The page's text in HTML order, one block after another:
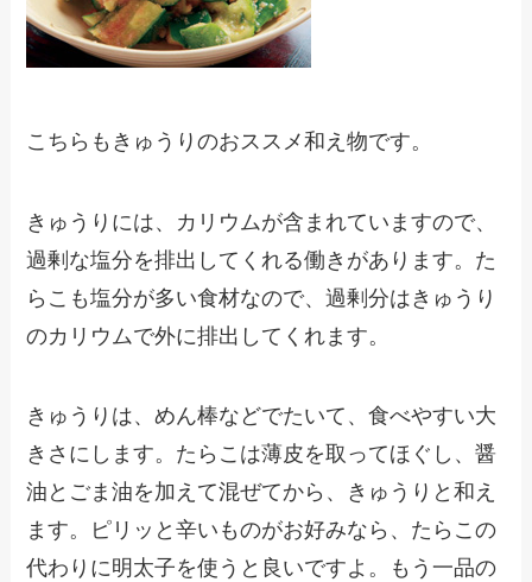
こちらもきゅうりのおススメ和え物です。
きゅうりには、カリウムが含まれていますので、
過剰な塩分を排出してくれる働きがあります。た
らこも塩分が多い食材なので、過剰分はきゅうり
のカリウムで外に排出してくれます。
きゅうりは、めん棒などでたいて、食べやすい大
きさにします。たらこは薄皮を取ってほぐし、醤
油とごま油を加えて混ぜてから、きゅうりと和え
ます。ピリッと辛いものがお好みなら、たらこの
代わりに明太子を使うと良いですよ。もう一品の